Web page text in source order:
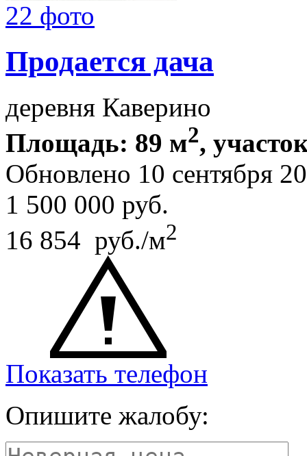
22 фото
Продается дача
деревня Каверино
Площадь: 89 м2,
Обновлено 10 сентября
1 500 000 руб.
16 854 руб./м2
Показать телефон
Опишите жалобу: